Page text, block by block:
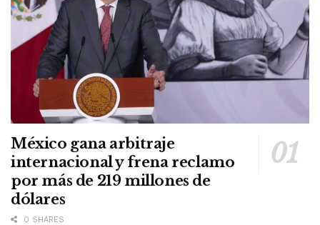
México gana arbitraje
internacional y frena reclamo
por más de 219 millones de
dólares
0 SHARES